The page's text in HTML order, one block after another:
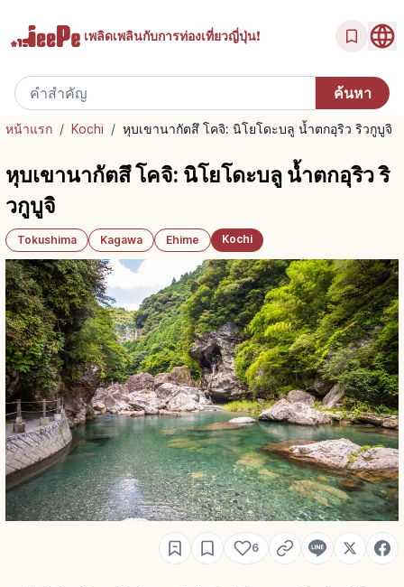
เพลิดเพลินกับการท่องเที่ยวญี่ปุ่น!
หน้าแรก / Kochi / หุบเขานากัตสึ โคจิ: นิโยโดะบลู น้ำตกอุริว ริวกูบูจิ
หุบเขานากัตสึ โคจิ: นิโยโดะบลู น้ำตกอุริว ริ
วกูบูจิ
Tokushima Kagawa Ehime Kochi
6